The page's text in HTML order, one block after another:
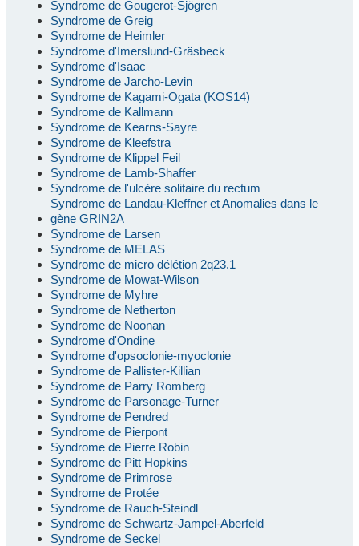
Syndrome de Gougerot-Sjögren
Syndrome de Greig
Syndrome de Heimler
Syndrome d'Imerslund-Gräsbeck
Syndrome d'Isaac
Syndrome de Jarcho-Levin
Syndrome de Kagami-Ogata (KOS14)
Syndrome de Kallmann
Syndrome de Kearns-Sayre
Syndrome de Kleefstra
Syndrome de Klippel Feil
Syndrome de Lamb-Shaffer
Syndrome de l'ulcère solitaire du rectum
Syndrome de Landau-Kleffner et Anomalies dans le
gène GRIN2A
Syndrome de Larsen
Syndrome de MELAS
Syndrome de micro délétion 2q23.1
Syndrome de Mowat-Wilson
Syndrome de Myhre
Syndrome de Netherton
Syndrome de Noonan
Syndrome d'Ondine
Syndrome d'opsoclonie-myoclonie
Syndrome de Pallister-Killian
Syndrome de Parry Romberg
Syndrome de Parsonage-Turner
Syndrome de Pendred
Syndrome de Pierpont
Syndrome de Pierre Robin
Syndrome de Pitt Hopkins
Syndrome de Primrose
Syndrome de Protée
Syndrome de Rauch-Steindl
Syndrome de Schwartz-Jampel-Aberfeld
Syndrome de Seckel